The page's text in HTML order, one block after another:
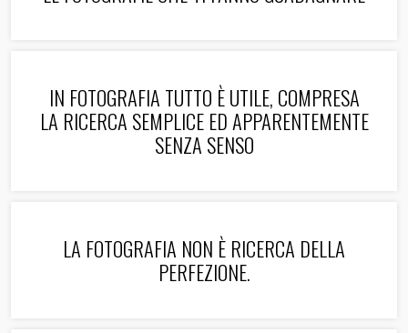
IN FOTOGRAFIA TUTTO È UTILE, COMPRESA
LA RICERCA SEMPLICE ED APPARENTEMENTE
SENZA SENSO
LA FOTOGRAFIA NON È RICERCA DELLA
PERFEZIONE.